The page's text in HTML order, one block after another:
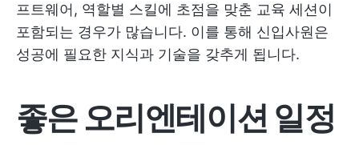
프트웨어, 역할별 스킬에 초점을 맞춘 교육 세션이
포함되는 경우가 많습니다. 이를 통해 신입사원은
성공에 필요한 지식과 기술을 갖추게 됩니다.
좋은 오리엔테이션 일정